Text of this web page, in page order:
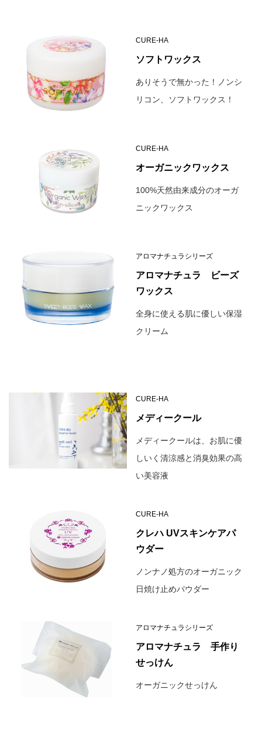
CURE-HA
ソフトワックス
ありそうで無かった！ノンシ
リコン、ソフトワックス！
CURE-HA
オーガニックワックス
100%天然由来成分のオーガ
ニックワックス
アロマナチュラシリーズ
アロマナチュラ ビーズ
ワックス
全身に使える肌に優しい保湿
クリーム
CURE-HA
メディークール
メディークールは、お肌に優
しいく清涼感と消臭効果の高
い美容液
CURE-HA
クレハ UVスキンケアパ
ウダー
ノンナノ処方のオーガニック
日焼け止めパウダー
アロマナチュラシリーズ
アロマナチュラ 手作り
せっけん
オーガニックせっけん